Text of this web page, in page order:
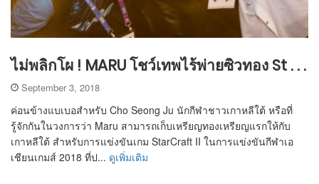
ไม่พลิกโผ ! MARU โชว์เทพไร้พ่ายซิวทอง St . . .
September 3, 2018
ค่อนข้างแบเบอสำหรับ Cho Seong Ju นักกีฬาชาวเกาหลีใต้ หรือที่
รู้จักกันในวงการว่า Maru สามารถเก็บเหรียญทองเหรียญแรกให้กับ
เกาหลีใต้ สำหรับการแข่งขันเกม StarCraft II ในการแข่งขันกีฬาเอ
เชียนเกมส์ 2018 ที่ป... ดูเพิ่มเติม